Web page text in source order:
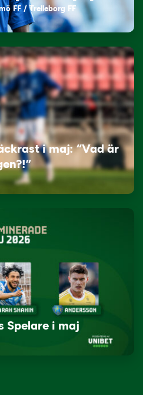
FF / Trelleborg FF
i maj: “Vad är
Spelare i maj